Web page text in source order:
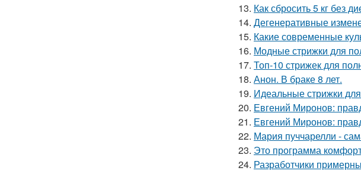
13. Как сбросить 5 кг без
14. Дегенеративные
15. Какие современные
16. Модные стрижки для
17. Топ-10 стрижек для
18. Анон. В браке 8 лет.
19. Идеальные стрижки
20. Евгений Миронов:
21. Евгений Миронов:
22. Мария пуччарелли -
23. Это программа
24. Разработчики